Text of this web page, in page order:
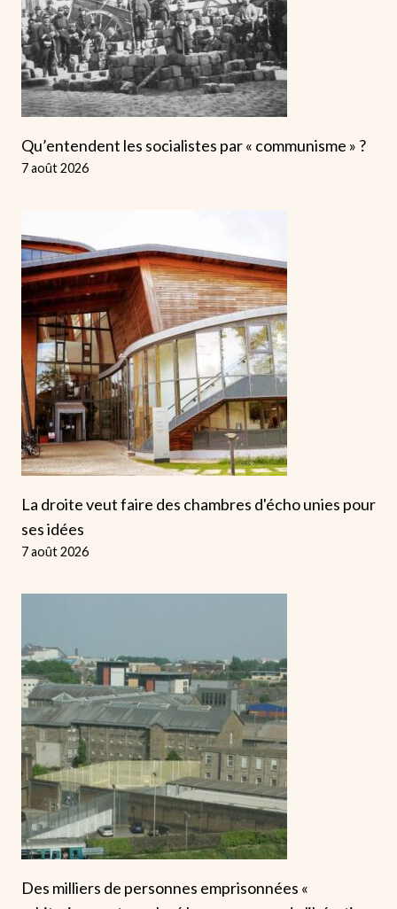
Qu’entendent les socialistes par « communisme » ?
7 août 2026
La droite veut faire des chambres d'écho unies pour
ses idées
7 août 2026
Des milliers de personnes emprisonnées «